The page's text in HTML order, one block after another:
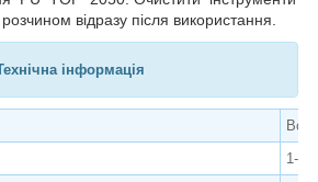
відразу після використання.
інформація
1-3